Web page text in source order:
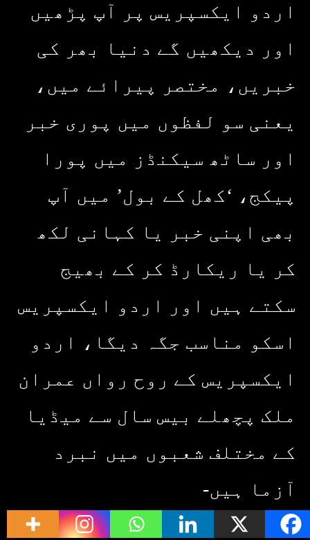
اردو ایکسپریس پر آپ پڑھیں
اور دیکھیں گے دنیا بھر کی
خبریں، مختصر پیرائے میں،
یعنی سو لفظوں میں پوری خبر
اور ساٹھ سیکنڈز میں پورا
پیکج، ‘کھل کے بول’ میں آپ
بھی اپنی خبر یا کہانی لکھ
کر یا ریکارڈ کر کے بھیج
سکتے ہیں اور اردو ایکسپریس
اسکو مناسب جگہ دیگا، اردو
ایکسپریس کے روح رواں عمران
ملک پچھلے بیس سال سے میڈیا
کے مختلف شعبوں میں نبرد
آزما ہیں-
ادارہ اردو ایکسپریس کے